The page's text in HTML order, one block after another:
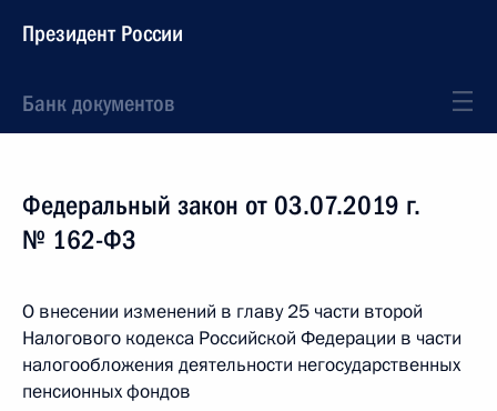
Президент России
Банк документов
Федеральный закон от 03.07.2019 г.
№ 162-ФЗ
О внесении изменений в главу 25 части второй
Налогового кодекса Российской Федерации в части
налогообложения деятельности негосударственных
пенсионных фондов